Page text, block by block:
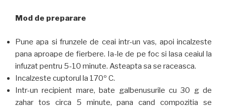
Mod de preparare
Pune apa si frunzele de ceai intr-un vas, apoi incalzeste
pana aproape de fierbere. Ia-le de pe foc si lasa ceaiul la
infuzat pentru 5-10 minute. Asteapta sa se raceasca.
Incalzeste cuptorul la 170º C.
Intr-un recipient mare, bate galbenusurile cu 30 g de
zahar tos circa 5 minute, pana cand compozitia se